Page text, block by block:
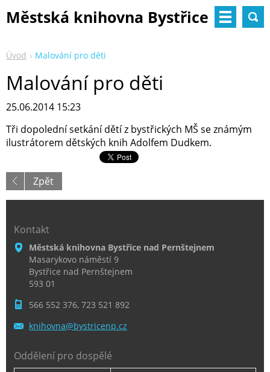
Městská knihovna Bystřice
Úvod Malování pro děti
Malování pro děti
25.06.2014 15:23
Tři dopolední setkání dětí z bystřických MŠ se známým
ilustrátorem dětských knih Adolfem Dudkem.
Zpět
Kontakt
Městská knihovna Bystřice nad Pernštejnem
Masarykovo náměstí 9
Bystřice nad Pernštejnem
593 01
566 552 376, 723 521 892
knihovna@bystricenp.cz
Oddělení pro dospělé